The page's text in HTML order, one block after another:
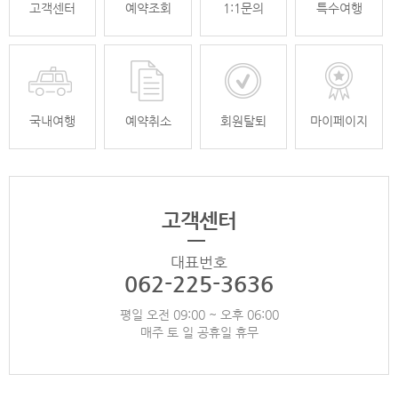
고객센터 예약조회 1:1문의 특수여행
국내여행 예약취소 회원탈퇴 마이페이지
고객센터
대표번호
062-225-3636
평일 오전 09:00 ~ 오후 06:00
매주 토 일 공휴일 휴무